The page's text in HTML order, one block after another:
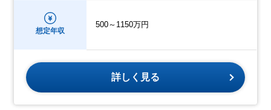
想定年収
500～1150万円
詳しく見る